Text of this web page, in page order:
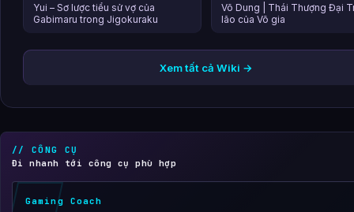
Yui – Sơ lược tiểu sử vợ của
Gabimaru trong Jigokuraku
Võ Dung | Thái Thượng Đại
lão của Võ gia
Xem tất cả Wiki →
// CÔNG CỤ
Đi nhanh tới công cụ phù hợp
Gaming Coach